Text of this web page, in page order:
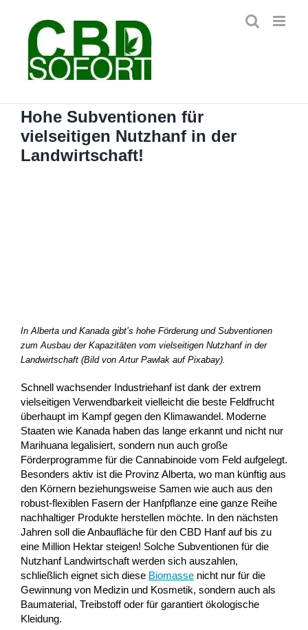
springen
Hohe Subventionen für
vielseitigen Nutzhanf in der
Landwirtschaft!
In Alberta und Kanada gibt’s hohe Förderung und Subventionen
zum Ausbau der Kapazitäten vom vielseitigen Nutzhanf in der
Landwirtschaft (Bild von Artur Pawlak auf Pixabay).
Schnell wachsender Industriehanf ist dank der extrem
vielseitigen Verwendbarkeit vielleicht die beste Feldfrucht
überhaupt im Kampf gegen den Klimawandel. Moderne
Staaten wie Kanada haben das lange erkannt und nicht nur
Marihuana legalisiert, sondern nun auch große
Förderprogramme für die Cannabinoide vom Feld aufgelegt.
Besonders aktiv ist die Provinz Alberta, wo man künftig aus
den Körnern beziehungsweise Samen wie auch aus den
robust-flexiblen Fasern der Hanfpflanze eine ganze Reihe
nachhaltiger Produkte herstellen möchte. In den nächsten
Jahren soll die Anbaufläche für den CBD Hanf auf bis zu
eine Million Hektar steigen! Solche Subventionen für die
Nutzhanf Landwirtschaft werden sich auszahlen,
schließlich eignet sich diese Biomasse nicht nur für die
Gewinnung von Medizin und Kosmetik, sondern auch als
Baumaterial, Treibstoff oder für garantiert ökologische
Kleidung.